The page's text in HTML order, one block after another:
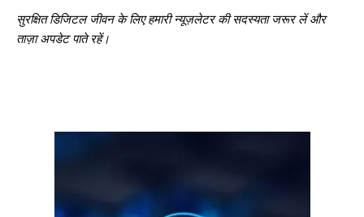
सुरक्षित डिजिटल जीवन के लिए हमारी न्यूज़लेटर की सदस्यता जरूर लें और
ताज़ा अपडेट पाते रहें।